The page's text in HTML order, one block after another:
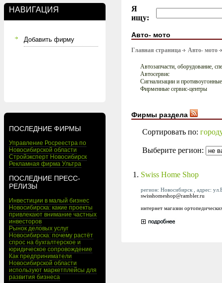
НАВИГАЦИЯ
Добавить фирму
ПОСЛЕДНИЕ ФИРМЫ
Управление Росреестра по
Новосибирской области
Стройэксперт Новосибирск
Рекламная фирма Ультра
ПОСЛЕДНИЕ ПРЕСС-
РЕЛИЗЫ
Инвестиции в малый бизнес
Новосибирска: какие проекты
привлекают внимание частных
инвесторов
Рынок деловых услуг
Новосибирска: почему растёт
спрос на бухгалтерское и
юридическое сопровождение
Как предприниматели
Новосибирской области
используют маркетплейсы для
развития бизнеса
Я
ищу:
Авто- мото
Главная страница Авто- мото
Автозапчасти, оборудование,
Автосервис
Сигнализации и
Фирменные сервис-центры
Фирмы раздела
Сортировать по:
Выберите регион:
1. Swiss Home Shop
регион: Новосибирск , адрес:
swisshomeshop@rambler.ru
интернет магазин